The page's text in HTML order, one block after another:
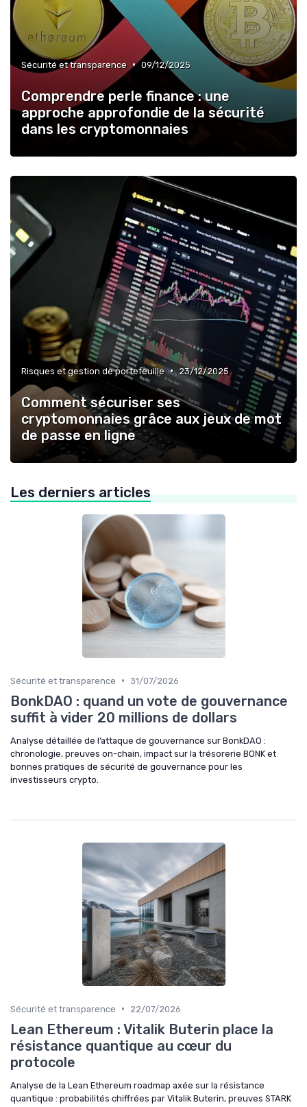
Sécurité et transparence • 09/12/2025
Comprendre perle finance : une
approche approfondie de la sécurité
dans les cryptomonnaies
Risques et gestion de portefeuille • 23/12/2025
Comment sécuriser ses
cryptomonnaies grâce aux jeux de mot
de passe en ligne
Les derniers articles
Sécurité et transparence • 31/07/2026
BonkDAO : quand un vote de gouvernance
suffit à vider 20 millions de dollars
Analyse détaillée de l’attaque de gouvernance sur BonkDAO :
chronologie, preuves on-chain, impact sur la trésorerie BONK et
bonnes pratiques de sécurité de gouvernance pour les
investisseurs crypto.
Sécurité et transparence • 22/07/2026
Lean Ethereum : Vitalik Buterin place la
résistance quantique au cœur du
protocole
Analyse de la Lean Ethereum roadmap axée sur la résistance
quantique : probabilités chiffrées par Vitalik Buterin, preuves STARK